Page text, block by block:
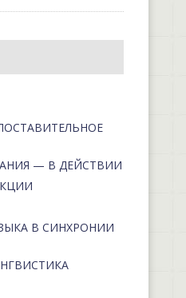
— В ДЕЙСТВИИ
В СИНХРОНИИ